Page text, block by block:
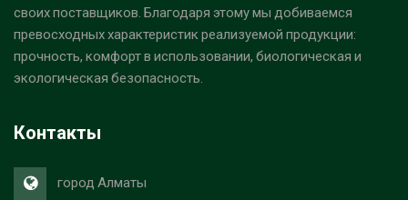
своих поставщиков. Благодаря этому мы добиваемся
превосходных характеристик реализуемой продукции:
прочность, комфорт в использовании, биологическая и
экологическая безопасность.
Контакты
город Алматы